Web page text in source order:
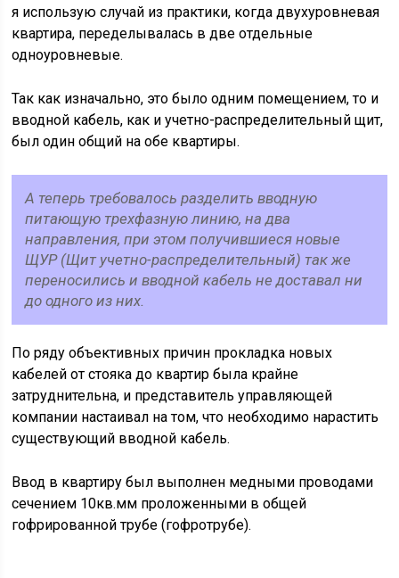
я использую случай из практики, когда двухуровневая
квартира, переделывалась в две отдельные
одноуровневые.
Так как изначально, это было одним помещением, то и
вводной кабель, как и учетно-распределительный щит,
был один общий на обе квартиры.
А теперь требовалось разделить вводную
питающую трехфазную линию, на два
направления, при этом получившиеся новые
ЩУР (Щит учетно-распределительный) так же
переносились и вводной кабель не доставал ни
до одного из них.
По ряду объективных причин прокладка новых
кабелей от стояка до квартир была крайне
затруднительна, и представитель управляющей
компании настаивал на том, что необходимо нарастить
существующий вводной кабель.
Ввод в квартиру был выполнен медными проводами
сечением 10кв.мм проложенными в общей
гофрированной трубе (гофротрубе).